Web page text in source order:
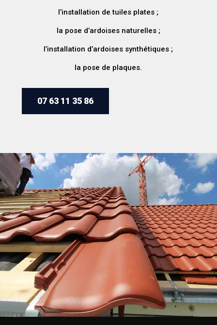
l’installation de tuiles plates ;
la pose d’ardoises naturelles ;
l’installation d’ardoises synthétiques ;
la pose de plaques.
07 63 11 35 86